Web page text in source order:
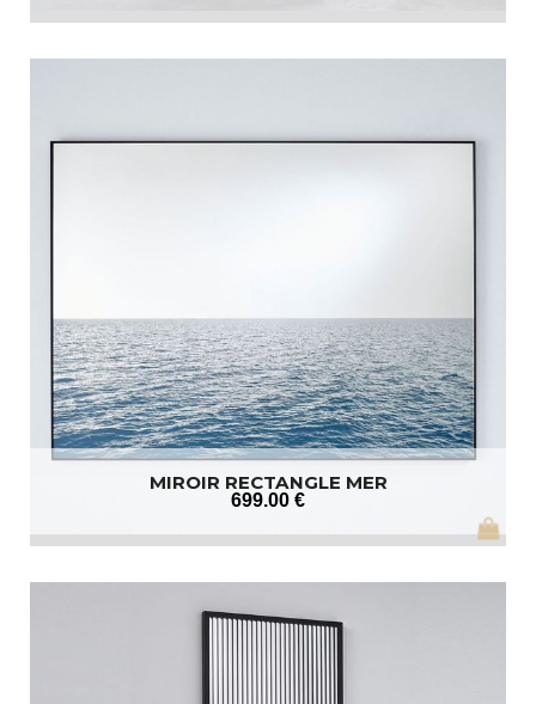
MIROIR RECTANGLE MER
699.00 €